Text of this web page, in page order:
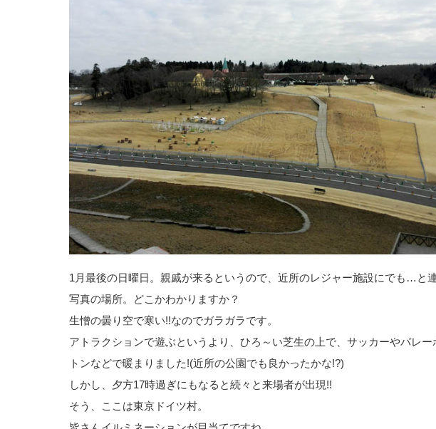
1月最後の日曜日。親戚が来るというので、近所のレジャー施設にでも…と
写真の場所。どこかわかりますか？
生憎の曇り空で寒い!!なのでガラガラです。
アトラクションで遊ぶというより、ひろ～い芝生の上で、サッカーやバレー
トンなどで暖まりました!(近所の公園でも良かったかな!?)
しかし、夕方17時過ぎにもなると続々と来場者が出現!!
そう、ここは東京ドイツ村。